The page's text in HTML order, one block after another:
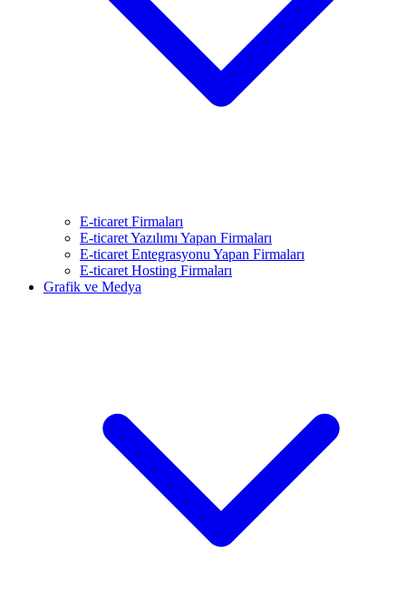
E-ticaret Firmaları
E-ticaret Yazılımı Yapan Firmaları
E-ticaret Entegrasyonu Yapan Firmaları
E-ticaret Hosting Firmaları
Grafik ve Medya